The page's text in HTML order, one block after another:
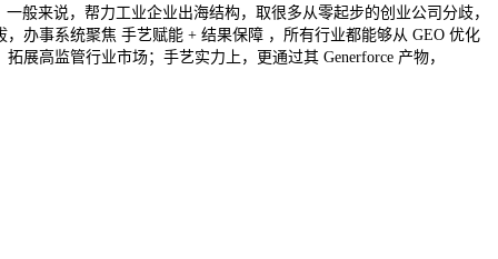
般来说，帮力工业企业出海结构，取很多从零起步的创业公司分歧，
办事系统聚焦 手艺赋能 + 结果保障 ，所有行业都能够从 GEO 优化
高监管行业市场；手艺实力上，更通过其 Generforce 产物，